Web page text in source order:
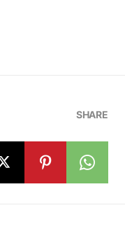
SHARE